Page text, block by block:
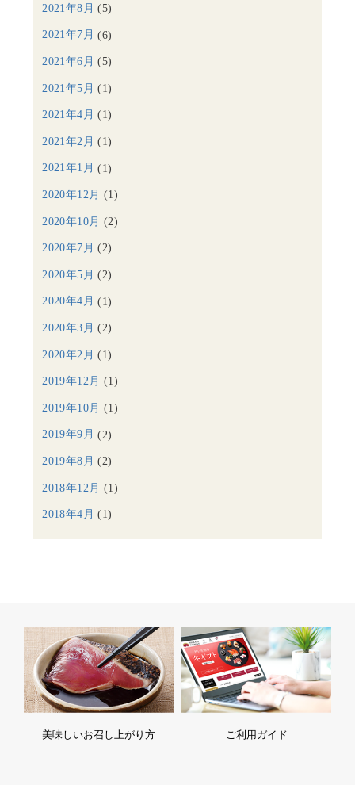
2021年8月 (5)
2021年7月 (6)
2021年6月 (5)
2021年5月 (1)
2021年4月 (1)
2021年2月 (1)
2021年1月 (1)
2020年12月 (1)
2020年10月 (2)
2020年7月 (2)
2020年5月 (2)
2020年4月 (1)
2020年3月 (2)
2020年2月 (1)
2019年12月 (1)
2019年10月 (1)
2019年9月 (2)
2019年8月 (2)
2018年12月 (1)
2018年4月 (1)
美味しいお召し上がり方 ご利用ガイド